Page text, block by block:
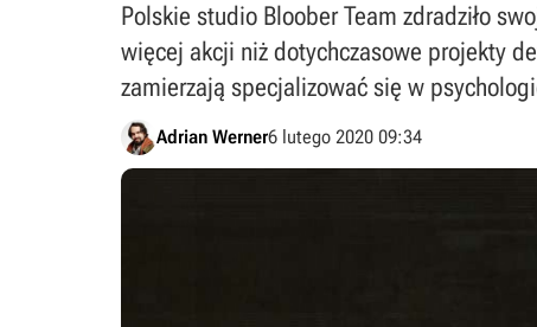
Polskie studio Bloober Team zdradziło
więcej akcji niż dotychczasowe projekty
zamierzają specjalizować się w
Adrian Werner6 lutego 2020 09:34